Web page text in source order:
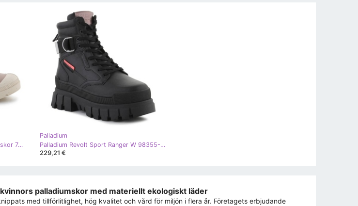
Palladium Pampa Hi Re-Vegn Läderskor 74378-284-M beige
Palladium
Palladium Revolt Sport Ranger W 98355-001-M skor svart
229,21 €
palladiumskor med materiellt ekologiskt läder
med tillförlitlighet, hög kvalitet och vård för miljön i flera år. Företagets erbjudande